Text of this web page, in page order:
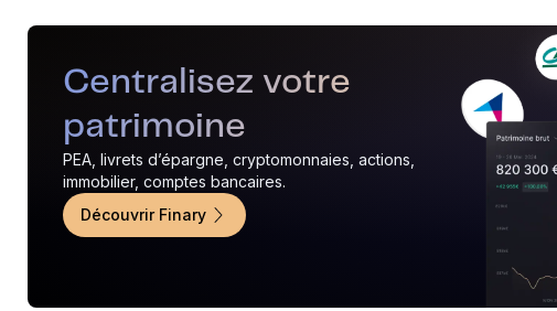
Centralisez votre
patrimoine
PEA, livrets d’épargne, cryptomonnaies, actions,
immobilier, comptes bancaires.
Découvrir Finary